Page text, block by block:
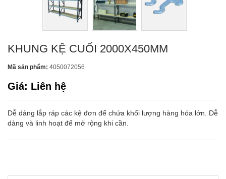
KHUNG KỆ CUỐI 2000X450MM
Mã sản phẩm: 4050072056
Giá: Liên hệ
Dễ dàng lắp ráp các kệ đơn để chứa khối lượng hàng hóa lớn. Dễ
dàng và linh hoạt để mở rộng khi cần.